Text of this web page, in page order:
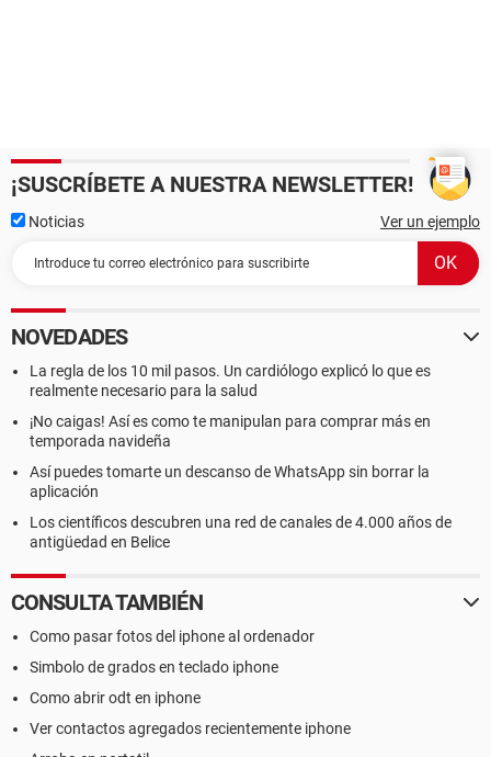
¡SUSCRÍBETE A NUESTRA NEWSLETTER!
Noticias Ver un ejemplo
NOVEDADES
La regla de los 10 mil pasos. Un cardiólogo explicó lo que es
realmente necesario para la salud
¡No caigas! Así es como te manipulan para comprar más en
temporada navideña
Así puedes tomarte un descanso de WhatsApp sin borrar la
aplicación
Los científicos descubren una red de canales de 4.000 años de
antigüedad en Belice
CONSULTA TAMBIÉN
Como pasar fotos del iphone al ordenador
Simbolo de grados en teclado iphone
Como abrir odt en iphone
Ver contactos agregados recientemente iphone